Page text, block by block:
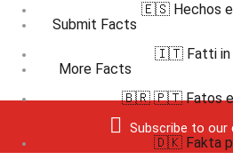
Submit Facts
More Facts
Subscribe to our
🇪🇸 Hechos
🇮🇹 Fatti in
🇧🇷 🇵🇹 Fatos
🇩🇰 Fakta